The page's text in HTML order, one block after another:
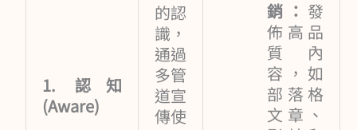
1. 認知
(Aware)
的認
識，
通過
多管
道宣
傳使
銷： 發
佈高品
質內
容，如
部落格
文章、